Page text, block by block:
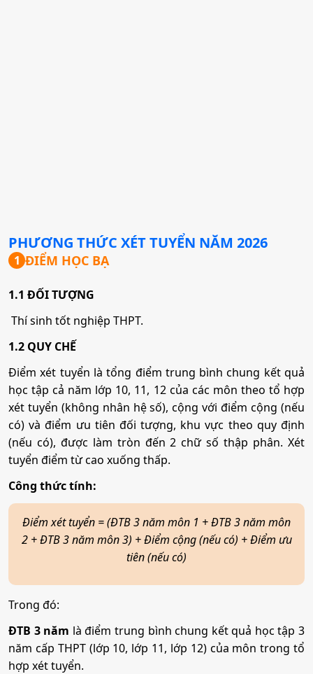
PHƯƠNG THỨC XÉT TUYỂN NĂM 2026
1 ĐIỂM HỌC BẠ
1.1 ĐỐI TƯỢNG
Thí sinh tốt nghiệp THPT.
1.2 QUY CHẾ
Điểm xét tuyển là tổng điểm trung bình chung kết quả
học tập cả năm lớp 10, 11, 12 của các môn theo tổ hợp
xét tuyển (không nhân hệ số), cộng với điểm cộng (nếu
có) và điểm ưu tiên đối tượng, khu vực theo quy định
(nếu có), được làm tròn đến 2 chữ số thập phân. Xét
tuyển điểm từ cao xuống thấp.
Công thức tính:
Điểm xét tuyển = (ĐTB 3 năm môn 1 + ĐTB 3 năm môn
2 + ĐTB 3 năm môn 3) + Điểm cộng (nếu có) + Điểm ưu
tiên (nếu có)
Trong đó:
ĐTB 3 năm là điểm trung bình chung kết quả học tập 3
năm cấp THPT (lớp 10, lớp 11, lớp 12) của môn trong tổ
hợp xét tuyển.